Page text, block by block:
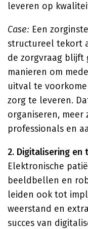
leveren op
Case: Een
structureel tekort
de zorgvraag blijft
manieren om
uitval te
zorg te leveren.
organiseren, meer
professionals en
2. Digitalisering en
Elektronische
beeldbellen en
leiden ook tot
weerstand en
succes van